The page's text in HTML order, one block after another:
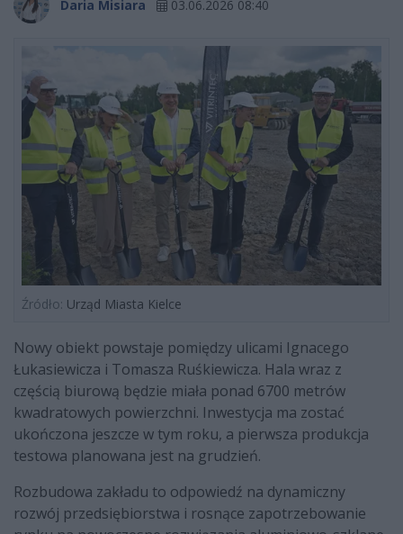
Daria Misiara 03.06.2026 08:40
Źródło: Urząd Miasta Kielce
Nowy obiekt powstaje pomiędzy ulicami Ignacego
Łukasiewicza i Tomasza Ruśkiewicza. Hala wraz z
częścią biurową będzie miała ponad 6700 metrów
kwadratowych powierzchni. Inwestycja ma zostać
ukończona jeszcze w tym roku, a pierwsza produkcja
testowa planowana jest na grudzień.
Rozbudowa zakładu to odpowiedź na dynamiczny
rozwój przedsiębiorstwa i rosnące zapotrzebowanie